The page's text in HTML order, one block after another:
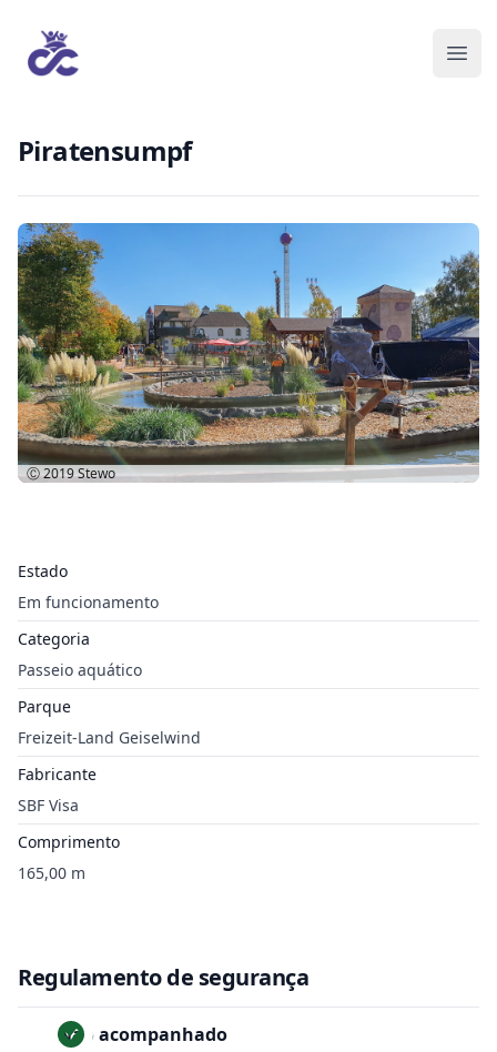
Piratensumpf
Estado
Em funcionamento
Categoria
Passeio aquático
Parque
Freizeit-Land Geiselwind
Fabricante
SBF Visa
Comprimento
165,00 m
Ⓒ 2019Stewo
Regulamento de segurança
Não acompanhado